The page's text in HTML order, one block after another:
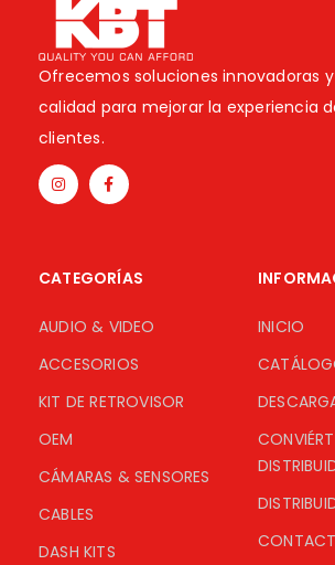
Ofrecemos soluciones innovadoras
calidad para mejorar la experiencia
clientes.
CATEGORÍAS
AUDIO & VIDEO
ACCESORIOS
KIT DE RETROVISOR
OEM
CÁMARAS & SENSORES
CABLES
DASH KITS
INICIO